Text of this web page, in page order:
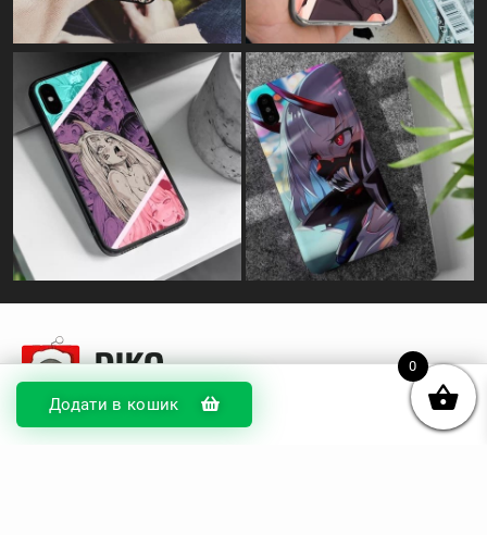
Додати в кошик
0